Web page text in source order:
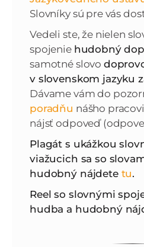
Slovníky sú pre vás
Vedeli ste, že nielen
spojenie hudobný
samotné slovo
v slovenskom jazyku
Dávame vám do
poradňu nášho
nájsť odpoveď
Plagát s ukážkou
viažucich sa so
hudobný nájdete tu.
Reel so slovnými
hudba a hudobný